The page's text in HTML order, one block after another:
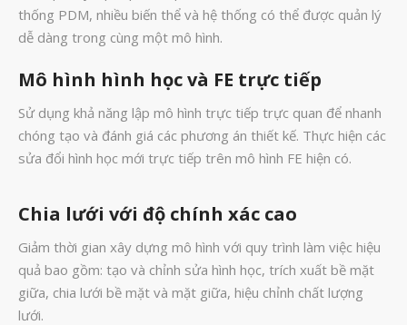
Tháng Mười 2022
Tháng Tám 2022
Tháng Bảy 2022
Tháng Sáu 2022
Tháng Tư 2022
Tháng Ba 2022
Tháng Hai 2022
Tháng Một 2022
thống PDM, nhiều biến thể và hệ thống có thể được quản lý
dễ dàng trong cùng một mô hình.
Mô hình hình học và FE trực tiếp
Sử dụng khả năng lập mô hình trực tiếp trực quan để nhanh
chóng tạo và đánh giá các phương án thiết kế. Thực hiện các
sửa đổi hình học mới trực tiếp trên mô hình FE hiện có.
Chia lưới với độ chính xác cao
Giảm thời gian xây dựng mô hình với quy trình làm việc hiệu
quả bao gồm: tạo và chỉnh sửa hình học, trích xuất bề mặt
giữa, chia lưới bề mặt và mặt giữa, hiệu chỉnh chất lượng
lưới.